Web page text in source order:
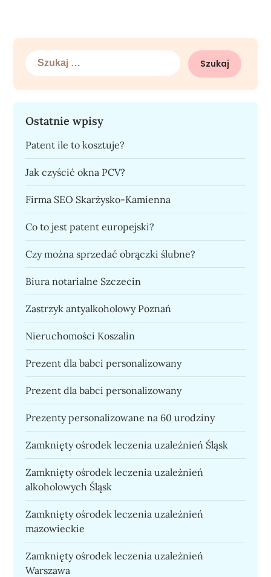
Szukaj:
Ostatnie wpisy
Patent ile to kosztuje?
Jak czyścić okna PCV?
Firma SEO Skarżysko-Kamienna
Co to jest patent europejski?
Czy można sprzedać obrączki ślubne?
Biura notarialne Szczecin
Zastrzyk antyalkoholowy Poznań
Nieruchomości Koszalin
Prezent dla babci personalizowany
Prezent dla babci personalizowany
Prezenty personalizowane na 60 urodziny
Zamknięty ośrodek leczenia uzależnień Śląsk
Zamknięty ośrodek leczenia uzależnień
alkoholowych Śląsk
Zamknięty ośrodek leczenia uzależnień
mazowieckie
Zamknięty ośrodek leczenia uzależnień
Warszawa